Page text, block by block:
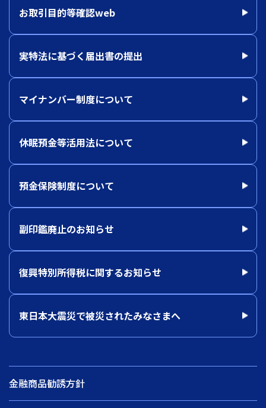
お取引目的等確認web
実特法に基づく届出書の提出
マイナンバー制度について
休眠預金等活用法について
預金保険制度について
副印鑑廃止のお知らせ
復興特別所得税に関するお知らせ
東日本大震災で被災されたみなさまへ
金融商品勧誘方針